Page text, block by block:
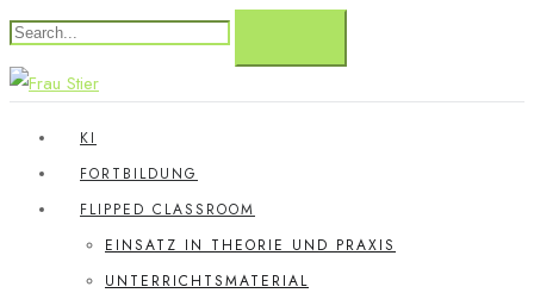
KI
FORTBILDUNG
FLIPPED CLASSROOM
EINSATZ IN THEORIE UND PRAXIS
UNTERRICHTSMATERIAL